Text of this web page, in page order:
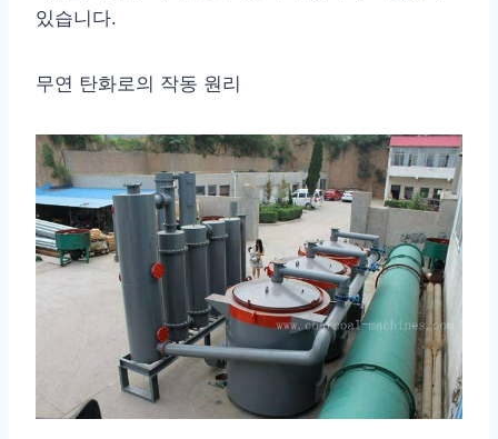
있습니다.
무연 탄화로의 작동 원리